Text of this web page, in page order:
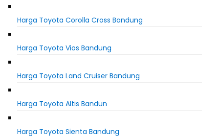
Harga Toyota Corolla Cross Bandung
Harga Toyota Vios Bandung
Harga Toyota Land Cruiser Bandung
Harga Toyota Altis Bandun
Harga Toyota Sienta Bandung